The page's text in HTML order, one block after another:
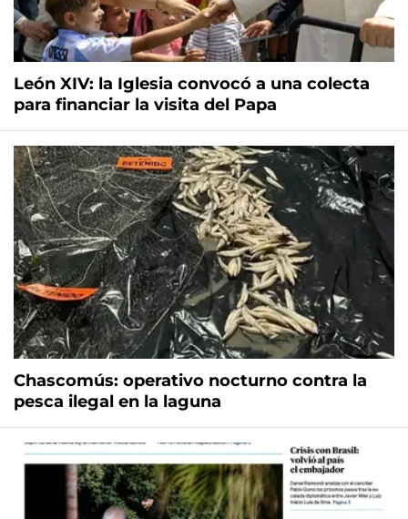
León XIV: la Iglesia convocó a una colecta
para financiar la visita del Papa
Chascomús: operativo nocturno contra la
pesca ilegal en la laguna